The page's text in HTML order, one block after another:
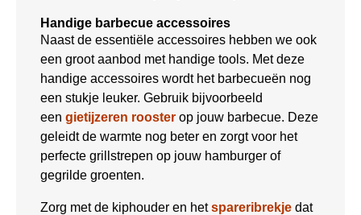
Handige barbecue accessoires
Naast de essentiële accessoires hebben we ook
een groot aanbod met handige tools. Met deze
handige accessoires wordt het barbecueën nog
een stukje leuker. Gebruik bijvoorbeeld
een gietijzeren rooster op jouw barbecue. Deze
geleidt de warmte nog beter en zorgt voor het
perfecte grillstrepen op jouw hamburger of
gegrilde groenten.
Zorg met de kiphouder en hetspareribrekje dat